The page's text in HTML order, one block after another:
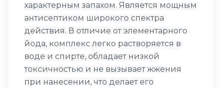
характерным запахом. Является мощным
антисептиком широкого спектра
действия. В отличие от элементарного
йода, комплекс легко растворяется в
воде и спирте, обладает низкой
токсичностью и не вызывает жжения
при нанесении, что делает его